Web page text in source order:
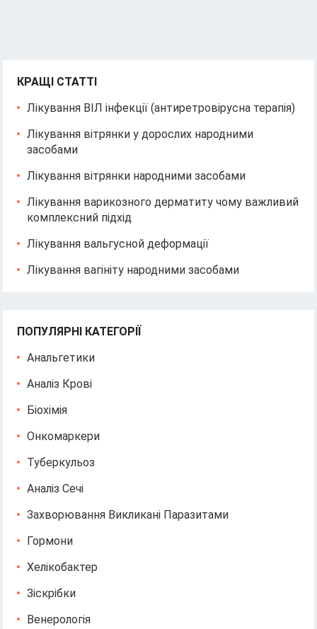
КРАЩІ СТАТТІ
Лікування ВІЛ інфекції (антиретровірусна терапія)
Лікування вітрянки у дорослих народними
засобами
Лікування вітрянки народними засобами
Лікування варикозного дерматиту чому важливий
комплексний підхід
Лікування вальгусной деформації
Лікування вагініту народними засобами
ПОПУЛЯРНІ КАТЕГОРІЇ
Анальгетики
Аналіз Крові
Біохімія
Онкомаркери
Туберкульоз
Аналіз Сечі
Захворювання Викликані Паразитами
Гормони
Хелікобактер
Зіскрібки
Венерологія